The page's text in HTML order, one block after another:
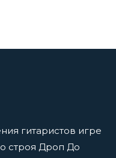
гитаристов игре
строя Дроп До